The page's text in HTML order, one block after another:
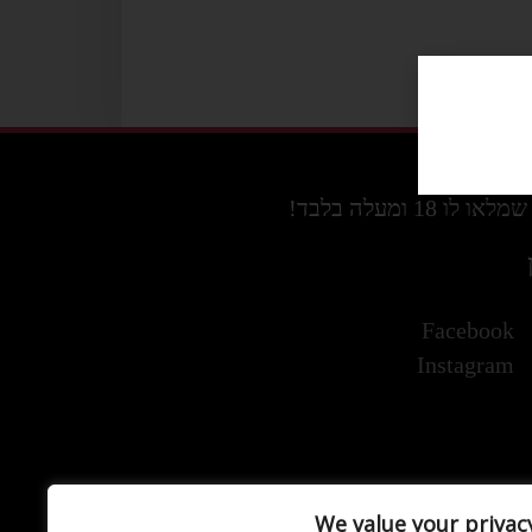
We value your
בלבד!
Facebook
Instagram